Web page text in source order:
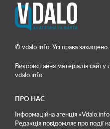
© vdalo.info. Усі права захищено.
Використання матеріалів
vdalo.info
ПРО НАС
Інформаційна агенція
Редакція повідомляє про події